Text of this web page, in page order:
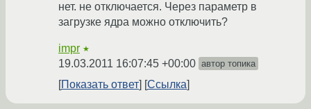
нет. не отключается. Через параметр в
загрузке ядра можно отключить?
impr ★
19.03.2011 16:07:45 +00:00 автор топика
Показать ответ Ссылка